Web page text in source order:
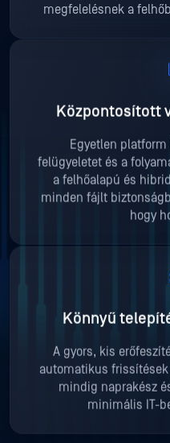
megfelelésnek a
Központosított
Egyetlen
felügyeletet és a
a felhőalapú és
minden fájlt
hogy
Könnyű
A gyors, kis
automatikus
mindig naprakész
minimális IT-